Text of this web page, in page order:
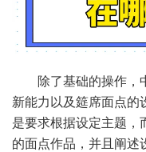
除了基础的操作，中
新能力以及筵席面点的
是要求根据设定主题，
的面点作品，并且阐述